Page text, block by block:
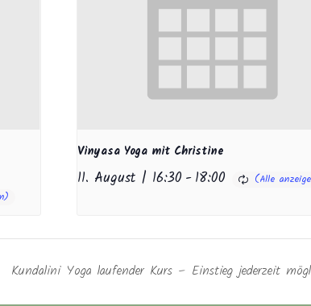
Vinyasa Yoga mit Christine
11. August | 16:30 -18:00
Kundalini Yoga laufender Kurs – Einstieg jederzeit